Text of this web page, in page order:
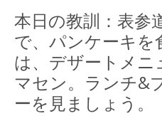
本日の教訓：表
で、パンケーキを
は、デザートメニ
マセン。ランチ&
ーを見ましょう。